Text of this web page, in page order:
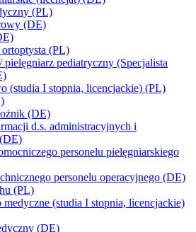
(PL)
(DE)
(PL)
pielęgniarz pediatryczny (Specjalista
(studia I stopnia, licencjackie) (PL)
(DE)
d.s. administracyjnych i
personelu pielęgniarskiego
personelu operacyjnego (DE)
(PL)
(studia I stopnia, licencjackie)
(DE)